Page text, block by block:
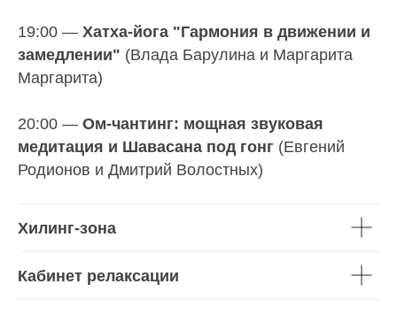
19:00 — Хатха-йога "Гармония в движении и
замедлении" (Влада Барулина и Маргарита
Маргарита)
20:00 — Ом-чантинг: мощная звуковая
медитация и Шавасана под гонг (Евгений
Родионов и Дмитрий Волостных)
Хилинг-зона
Кабинет релаксации